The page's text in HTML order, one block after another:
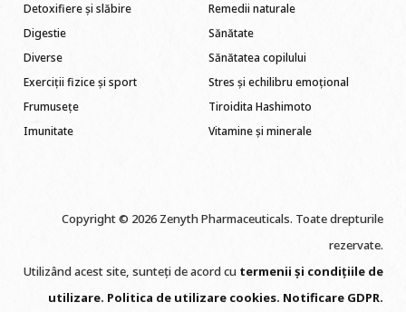
Detoxifiere și slăbire
Digestie
Diverse
Exerciții fizice și sport
Frumusețe
Imunitate
Remedii naturale
Sănătate
Sănătatea copilului
Stres și echilibru emoțional
Tiroidita Hashimoto
Vitamine și minerale
Copyright © 2026 Zenyth Pharmaceuticals. Toate drepturile
rezervate.
Utilizând acest site, sunteți de acord cu termenii și condițiile de
utilizare. Politica de utilizare cookies. Notificare GDPR.